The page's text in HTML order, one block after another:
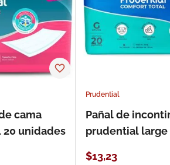
cama
unidades
Prudential
Pañal de
prudential large
$13,23